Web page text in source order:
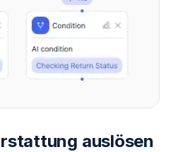
auslösen